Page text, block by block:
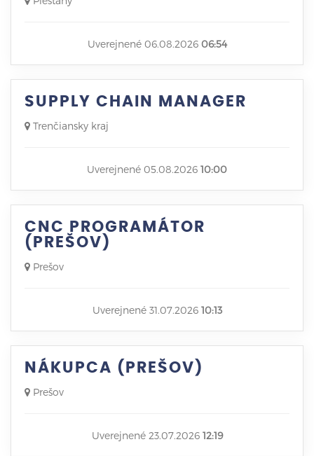
Uverejnené 06.08.2026 06:54
SUPPLY CHAIN MANAGER
Trenčiansky kraj
Uverejnené 05.08.2026 10:00
CNC PROGRAMÁTOR
(PREŠOV)
Prešov
Uverejnené 31.07.2026 10:13
NÁKUPCA (PREŠOV)
Prešov
Uverejnené 23.07.2026 12:19